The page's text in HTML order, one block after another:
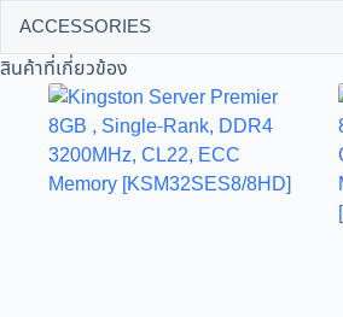
ACCESSORIES
สินค้าที่เกี่ยวข้อง